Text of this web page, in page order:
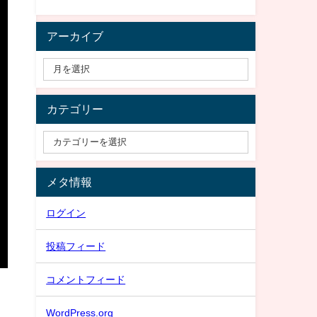
アーカイブ
カテゴリー
メタ情報
ログイン
投稿フィード
コメントフィード
WordPress.org